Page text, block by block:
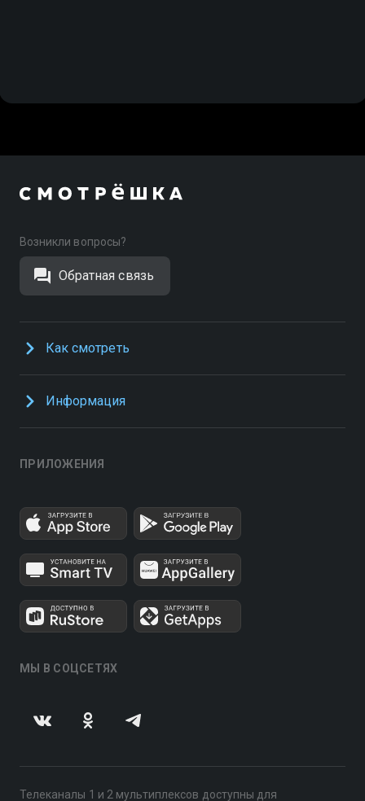
Возникли вопросы?
Обратная связь
Как смотреть
Информация
ПРИЛОЖЕНИЯ
МЫ В СОЦСЕТЯХ
Телеканалы 1 и 2 мультиплексов доступны для